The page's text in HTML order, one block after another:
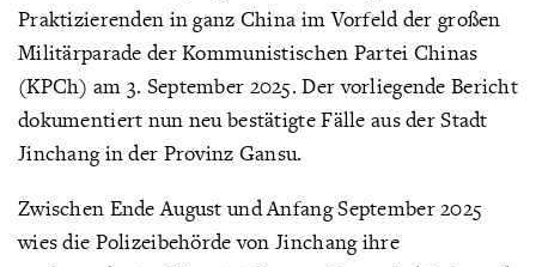
Praktizierenden in ganz China im Vorfeld der großen
Militärparade der Kommunistischen Partei Chinas
(KPCh) am 3. September 2025. Der vorliegende Bericht
dokumentiert nun neu bestätigte Fälle aus der Stadt
Jinchang in der Provinz Gansu.
Zwischen Ende August und Anfang September 2025
wies die Polizeibehörde von Jinchang ihre